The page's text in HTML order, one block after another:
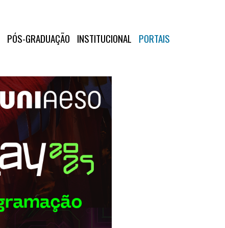
PÓS-GRADUAÇÃO INSTITUCIONAL PORTAIS